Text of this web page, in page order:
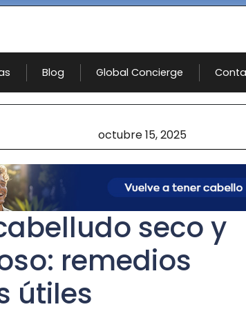
Blog Global Concierge
octubre 15, 2025
seco y
remedios
útiles